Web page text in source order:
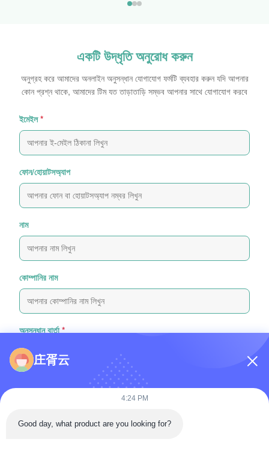
একটি উদ্ধৃতি অনুরোধ করুন
অনুগ্রহ করে আমাদের অনলাইন অনুসন্ধান যোগাযোগ ফর্মটি ব্যবহার করুন যদি আপনার
কোন প্রশ্ন থাকে, আমাদের টিম যত তাড়াতাড়ি সম্ভব আপনার সাথে যোগাযোগ করবে
ইমেইল *
ফোন/হোয়াটসঅ্যাপ
নাম
কোম্পানির নাম
অনুসন্ধান বার্তা *
ফাইল যুক্ত করুন
庄胥云
4:24 PM
Good day, what product are you looking for?